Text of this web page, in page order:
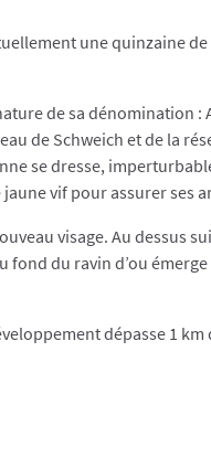
une quinzaine
de sa dénomination
de Schweich et de la
se dresse,
vif pour assurer ses
visage. Au dessus
du ravin d’ou
dépasse 1